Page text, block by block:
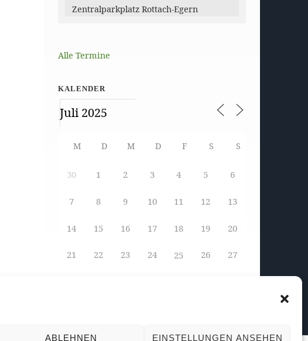
ABLEHNEN EINSTELLUNGEN ANSEHEN
Zentralparkplatz Rottach-Egern
Alle Termine
KALENDER
M D M D F S S
30 1 2 3 4 5 6
7 8 9 10 11 12 13
14 15 16 17 18 19 20
21 22 23 24 25 26 27